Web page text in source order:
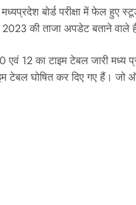
बोर्ड परीक्षा में फेल हुए
की ताजा अपडेट बताने वाले
12 का टाइम टेबल जारी मध्य
टेबल घोषित कर दिए गए हैं।